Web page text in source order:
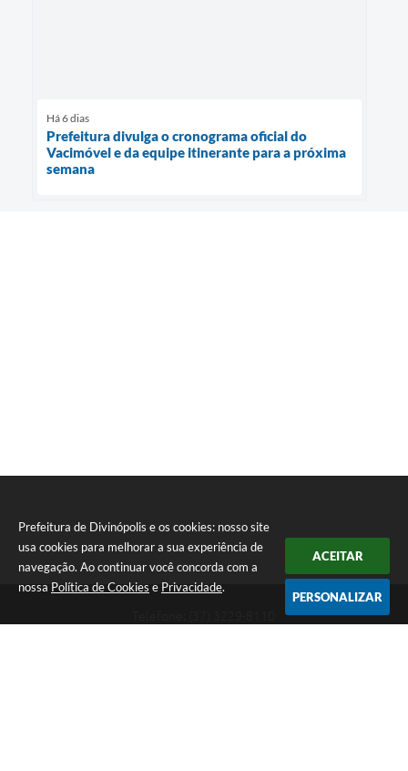
Prefeitura de Divinópolis e os cookies: nosso site
usa cookies para melhorar a sua experiência de
navegação. Ao continuar você concorda com a
nossa Política de Cookies e Privacidade.
ACEITAR
PERSONALIZAR
Há 6 dias
Prefeitura divulga o cronograma oficial do
Vacimóvel e da equipe itinerante para a próxima
semana